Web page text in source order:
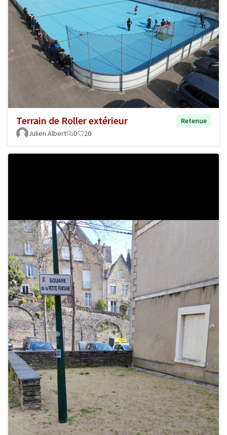
Terrain de Roller extérieur
Retenue
Julien Albert
0 20